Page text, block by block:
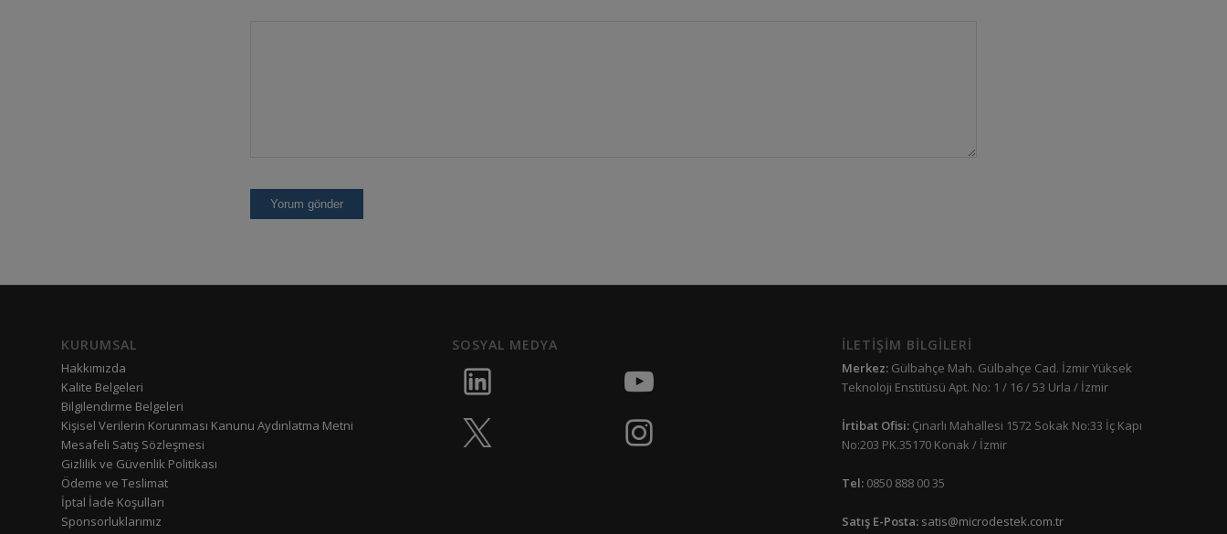
KURUMSAL
Hakkımızda
Kalite Belgeleri
Bilgilendirme Belgeleri
Kişisel Verilerin Korunması Kanunu Aydınlatma Metni
Mesafeli Satış Sözleşmesi
Gizlilik ve Güvenlik Politikası
Ödeme ve Teslimat
İptal İade Koşulları
Sponsorluklarımız
SOSYAL MEDYA İLETİŞİM BİLGİLERİ
Merkez: Gülbahçe Mah. Gülbahçe Cad. İzmir Yüksek
Teknoloji Enstitüsü Apt. No: 1 / 16 / 53 Urla / İzmir
İrtibat Ofisi: Çınarlı Mahallesi 1572 Sokak No:33 İç Kapı
No:203 PK.35170 Konak / İzmir
Tel: 0850 888 00 35
Satış E-Posta: satis@microdestek.com.tr